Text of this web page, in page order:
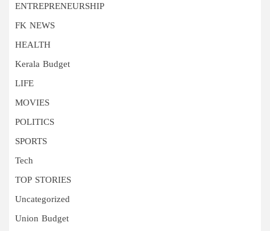
ENTREPRENEURSHIP
FK NEWS
HEALTH
Kerala Budget
LIFE
MOVIES
POLITICS
SPORTS
Tech
TOP STORIES
Uncategorized
Union Budget